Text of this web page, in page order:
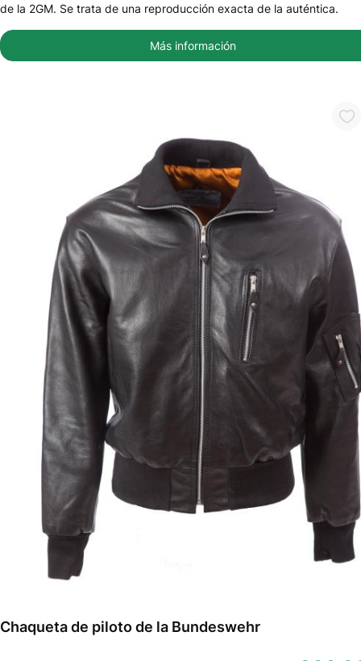
de la 2GM. Se trata de una reproducción exacta de la auténtica.
Más información
Chaqueta de piloto de la Bundeswehr